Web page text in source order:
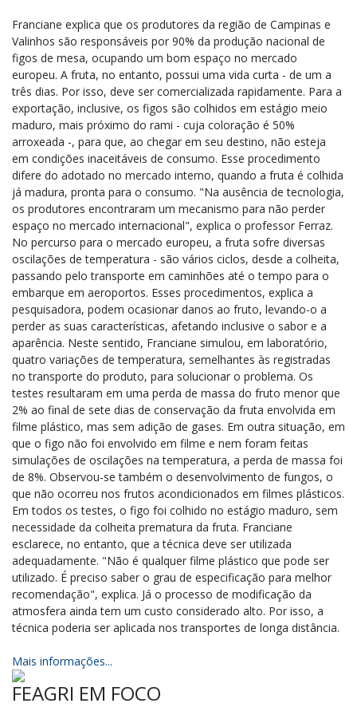
Franciane explica que os produtores da região de Campinas e
Valinhos são responsáveis por 90% da produção nacional de
figos de mesa, ocupando um bom espaço no mercado
europeu. A fruta, no entanto, possui uma vida curta - de um a
três dias. Por isso, deve ser comercializada rapidamente. Para a
exportação, inclusive, os figos são colhidos em estágio meio
maduro, mais próximo do rami - cuja coloração é 50%
arroxeada -, para que, ao chegar em seu destino, não esteja
em condições inaceitáveis de consumo. Esse procedimento
difere do adotado no mercado interno, quando a fruta é colhida
já madura, pronta para o consumo. "Na ausência de tecnologia,
os produtores encontraram um mecanismo para não perder
espaço no mercado internacional", explica o professor Ferraz.
No percurso para o mercado europeu, a fruta sofre diversas
oscilações de temperatura - são vários ciclos, desde a colheita,
passando pelo transporte em caminhões até o tempo para o
embarque em aeroportos. Esses procedimentos, explica a
pesquisadora, podem ocasionar danos ao fruto, levando-o a
perder as suas características, afetando inclusive o sabor e a
aparência. Neste sentido, Franciane simulou, em laboratório,
quatro variações de temperatura, semelhantes às registradas
no transporte do produto, para solucionar o problema. Os
testes resultaram em uma perda de massa do fruto menor que
2% ao final de sete dias de conservação da fruta envolvida em
filme plástico, mas sem adição de gases. Em outra situação, em
que o figo não foi envolvido em filme e nem foram feitas
simulações de oscilações na temperatura, a perda de massa foi
de 8%. Observou-se também o desenvolvimento de fungos, o
que não ocorreu nos frutos acondicionados em filmes plásticos.
Em todos os testes, o figo foi colhido no estágio maduro, sem
necessidade da colheita prematura da fruta. Franciane
esclarece, no entanto, que a técnica deve ser utilizada
adequadamente. "Não é qualquer filme plástico que pode ser
utilizado. É preciso saber o grau de especificação para melhor
recomendação", explica. Já o processo de modificação da
atmosfera ainda tem um custo considerado alto. Por isso, a
técnica poderia ser aplicada nos transportes de longa distância.
Mais informações...
FEAGRI EM FOCO